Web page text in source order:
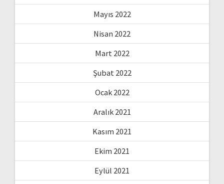
Mayıs 2022
Nisan 2022
Mart 2022
Şubat 2022
Ocak 2022
Aralık 2021
Kasım 2021
Ekim 2021
Eylül 2021